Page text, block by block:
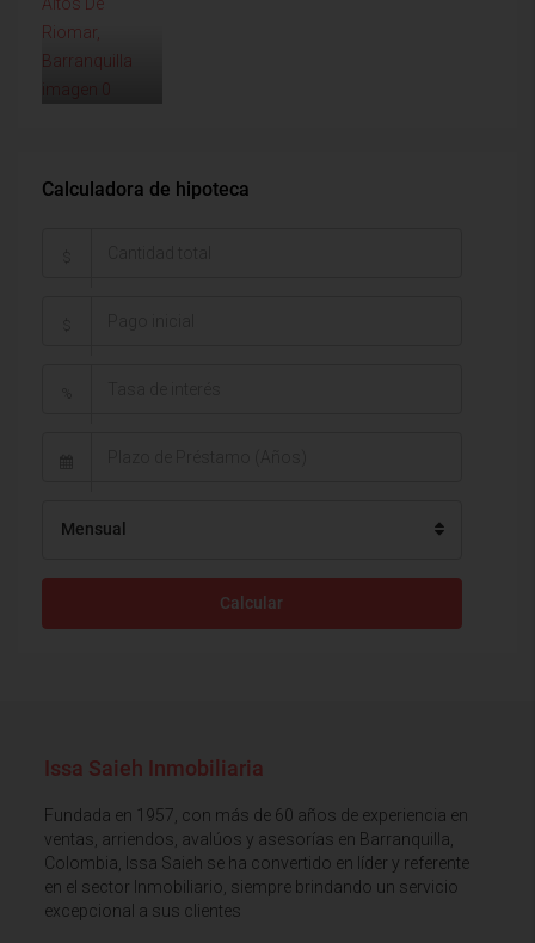
Calculadora de hipoteca
Mensual
Calcular
Issa Saieh Inmobiliaria
Fundada en 1957, con más de 60 años de experiencia en
ventas, arriendos, avalúos y asesorías en Barranquilla,
Colombia, Issa Saieh se ha convertido en líder y referente
en el sector Inmobiliario, siempre brindando un servicio
excepcional a sus clientes